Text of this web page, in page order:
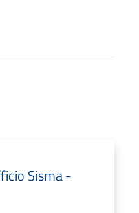
Sisma -